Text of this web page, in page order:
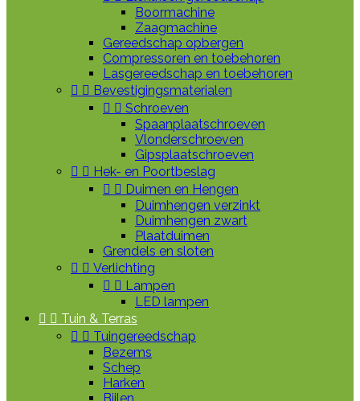
Boormachine
Zaagmachine
Gereedschap opbergen
Compressoren en toebehoren
Lasgereedschap en toebehoren
  Bevestigingsmaterialen
  Schroeven
Spaanplaatschroeven
Vlonderschroeven
Gipsplaatschroeven
  Hek- en Poortbeslag
  Duimen en Hengen
Duimhengen verzinkt
Duimhengen zwart
Plaatduimen
Grendels en sloten
  Verlichting
  Lampen
LED lampen
  Tuin & Terras
  Tuingereedschap
Bezems
Schep
Harken